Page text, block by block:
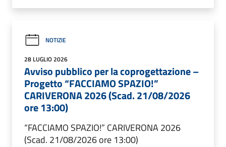
NOTIZIE
28 LUGLIO 2026
Avviso pubblico per la coprogettazione –
Progetto “FACCIAMO SPAZIO!”
CARIVERONA 2026 (Scad. 21/08/2026
ore 13:00)
“FACCIAMO SPAZIO!” CARIVERONA 2026
(Scad. 21/08/2026 ore 13:00)